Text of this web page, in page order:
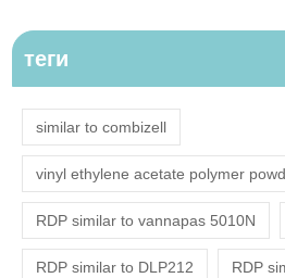
теги
similar to combizell
vinyl ethylene acetate polymer
RDP similar to vannapas 5010N
RDP similar to DLP212 RDP